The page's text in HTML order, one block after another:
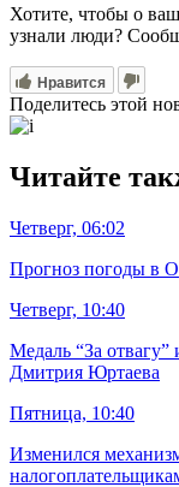
Хотите, чтобы о
узнали люди?
Нравится
Поделитесь этой
Читайте
Четверг, 06:02
Прогноз погоды в
Четверг, 10:40
Медаль “За
Дмитрия Юртаева
Пятница, 10:40
Изменился